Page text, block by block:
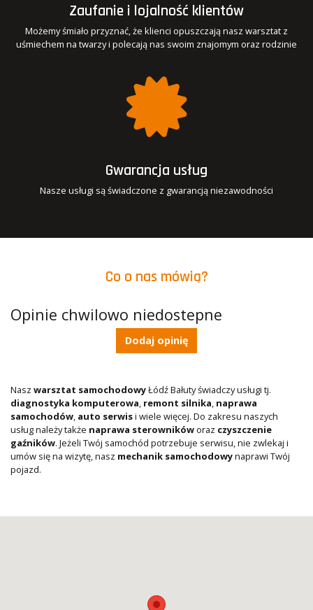
Zaufanie i lojalność klientów
Możemy śmiało przyznać, że klienci opuszczają nasz warsztat z
uśmiechem na twarzy i polecają nas swoim znajomym oraz rodzinie
Gwarancja usług
Nasze usługi są świadczone z gwarancją niezawodności
Co o nas mówią?
Opinie chwilowo niedostepne
Dodaj opinię
Nasz warsztat samochodowyŁódź Bałuty świadczy usługi tj.
diagnostyka komputerowa, remont silnika, naprawa
samochodów, auto serwisi wiele więcej. Do zakresu naszych
usług należy także naprawa sterownikóworaz czyszczenie
gaźników. Jeżeli Twój samochód potrzebuje serwisu, nie zwlekaj i
umów się na wizytę, nasz mechanik samochodowynaprawi Twój
pojazd.